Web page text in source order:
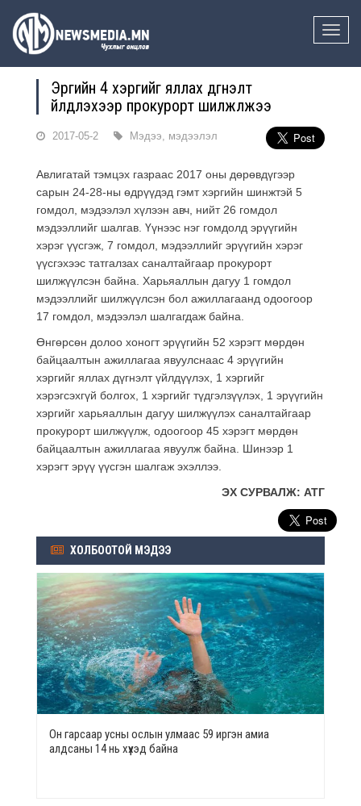
Toggle
Эрүүгийн 4 хэргийг яллах дүгнэлт
үйлдүүлэхээр прокурорт шилжүүлжээ
2017-05-2 Мэдээ, мэдээлэл
Авлигатай тэмцэх газраас 2017 оны дөрөвдүгээр
сарын 24-28-ны өдрүүдэд гэмт хэргийн шинжтэй 5
гомдол, мэдээлэл хүлээн авч, нийт 26 гомдол
мэдээллийг шалгав. Үүнээс нэг гомдолд эрүүгийн
хэрэг үүсгэж, 7 гомдол, мэдээллийг эрүүгийн хэрэг
үүсгэхээс татгалзах саналтайгаар прокурорт
шилжүүлсэн байна. Харьяаллын дагуу 1 гомдол
мэдээллийг шилжүүлсэн бол ажиллагаанд одоогоор
17 гомдол, мэдээлэл шалгагдаж байна.
Өнгөрсөн долоо хоногт эрүүгийн 52 хэрэгт мөрдөн
байцаалтын ажиллагаа явуулснаас 4 эрүүгийн
хэргийг яллах дүгнэлт үйлдүүлэх, 1 хэргийг
хэрэгсэхгүй болгох, 1 хэргийг түдгэлзүүлэх, 1 эрүүгийн
хэргийг харьяаллын дагуу шилжүүлэх саналтайгаар
прокурорт шилжүүлж, одоогоор 45 хэрэгт мөрдөн
байцаалтын ажиллагаа явуулж байна. Шинээр 1
хэрэгт эрүү үүсгэн шалгаж эхэллээ.
ЭХ СУРВАЛЖ: АТГ
ХОЛБООТОЙ МЭДЭЭ
Он гарсаар усны ослын улмаас 59 иргэн амиа
алдсаны 14 нь хүүхэд байна